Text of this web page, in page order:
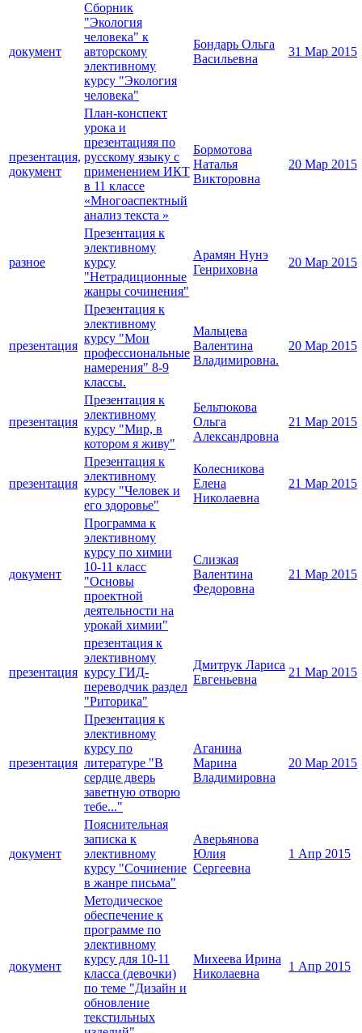
документ
Сборник
"Экология
человека" к
авторскому
элективному
курсу "Экология
человека"
Бондарь Ольга
Васильевна
31 Мар 2015
презентация,
документ
План-конспект
урока и
презентацияя по
русскому языку с
применением ИКТ
в 11 классе
«Многоаспектный
анализ текста »
Бормотова
Наталья
Викторовна
20 Мар 2015
разное
Презентация к
элективному
курсу
"Нетрадиционные
жанры сочинения"
Арамян Нунэ
Генриховна
20 Мар 2015
презентация
Презентация к
элективному
курсу "Мои
профессиональные
намерения" 8-9
классы.
Мальцева
Валентина
Владимировна.
20 Мар 2015
презентация
Презентация к
элективному
курсу "Мир, в
котором я живу"
Бельтюкова
Ольга
Александровна
21 Мар 2015
презентация
Презентация к
элективному
курсу "Человек и
его здоровье"
Колесникова
Елена
Николаевна
21 Мар 2015
документ
Программа к
элективному
курсу по химии
10-11 класс
"Основы
проектной
деятельности на
урокай химии"
Слизкая
Валентина
Федоровна
21 Мар 2015
презентация
презентация к
элективному
курсу ГИД-
переводчик раздел
"Риторика"
Дмитрук Лариса
Евгеньевна
21 Мар 2015
презентация
Презентация к
элективному
курсу по
литературе "В
сердце дверь
заветную отворю
тебе..."
Аганина
Марина
Владимировна
20 Мар 2015
документ
Пояснительная
записка к
элективному
курсу "Сочинение
в жанре письма"
Аверьянова
Юлия
Сергеевна
1 Апр 2015
документ
Методическое
обеспечение к
программе по
элективному
курсу для 10-11
класса (девочки)
по теме "Дизайн и
обновление
текстильных
Михеева Ирина
Николаевна
1 Апр 2015